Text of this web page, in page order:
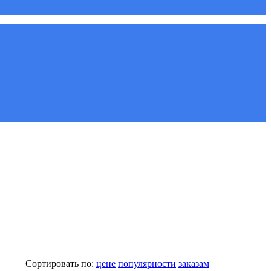
Сортировать по: цене популярности заказам